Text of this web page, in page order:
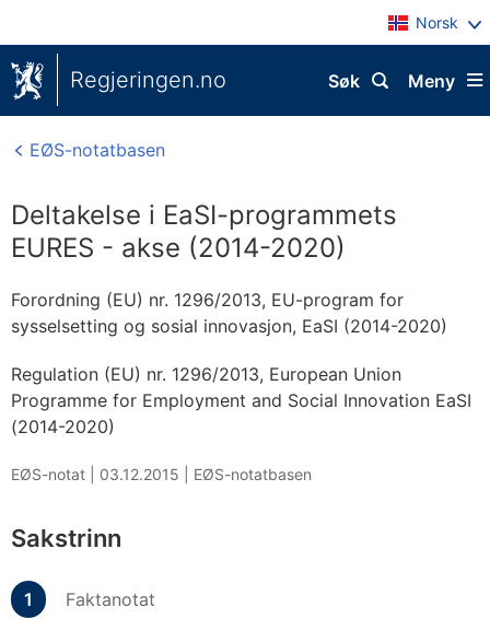
Norsk
Regjeringen.no Meny
Søk
EØS-notatbasen
Deltakelse i EaSI-programmets
EURES - akse (2014-2020)
Forordning (EU) nr. 1296/2013, EU-program for
sysselsetting og sosial innovasjon, EaSI (2014-2020)
Regulation (EU) nr. 1296/2013, European Union
Programme for Employment and Social Innovation EaSI
(2014-2020)
EØS-notat | 03.12.2015 EØS-notatbasen
Sakstrinn
Faktanotat